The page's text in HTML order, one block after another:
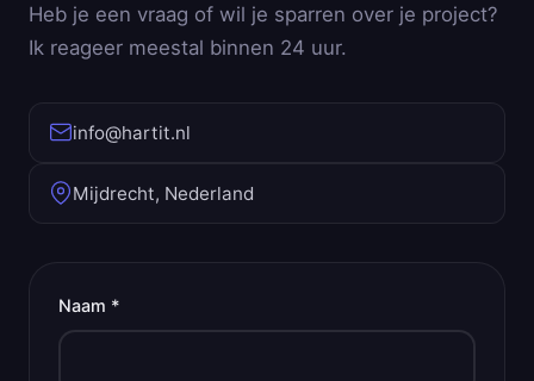
Heb je een vraag of wil je sparren over je project?
Ik reageer meestal binnen 24 uur.
info@hartit.nl
Mijdrecht, Nederland
Naam *